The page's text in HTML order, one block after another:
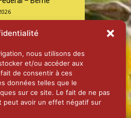
nous utilisons des
et/ou accéder aux
de consentir à ces
données telles que le
sur ce site. Le fait de ne pas
peut avoir un effet négatif sur
2025